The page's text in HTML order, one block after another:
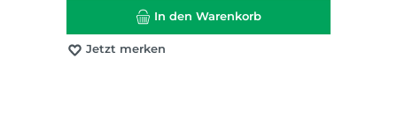
In den Warenkorb
Jetzt merken